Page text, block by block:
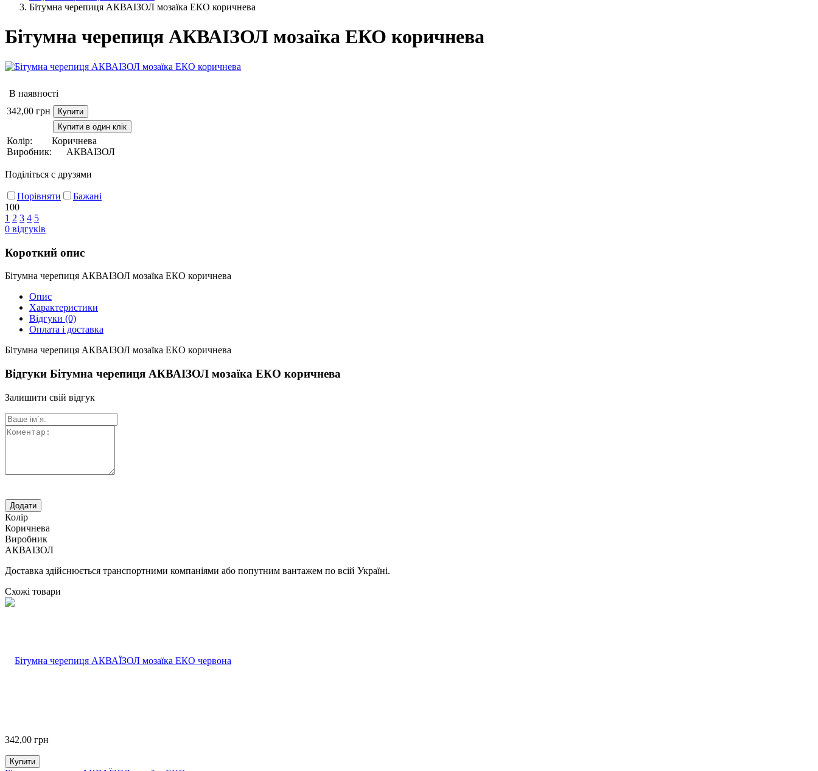
Бітумна черепиця АКВАІЗОЛ мозаїка ЕКО коричнева
Бітумна черепиця АКВАІЗОЛ мозаїка ЕКО коричнева
В наявності
342,00 грн
Купити
Купити в один клік
Колір:
Коричнева
Виробник:
АКВАІЗОЛ
Поділіться с друзями
Порівняти
Бажані
100
1 2 3 4 5
0 відгуків
Короткий опис
Бітумна черепиця АКВАІЗОЛ мозаїка ЕКО коричнева
Опис
Характеристики
Відгуки (0)
Оплата і доставка
Бітумна черепиця АКВАІЗОЛ мозаїка ЕКО коричнева
Відгуки Бітумна черепиця АКВАІЗОЛ мозаїка ЕКО коричнева
Залишити свій відгук
Колір
Коричнева
Виробник
АКВАІЗОЛ
Доставка здійснюється транспортними компаніями або попутним вантажем по всій Україні.
Схожі товари
342,00 грн
Купити